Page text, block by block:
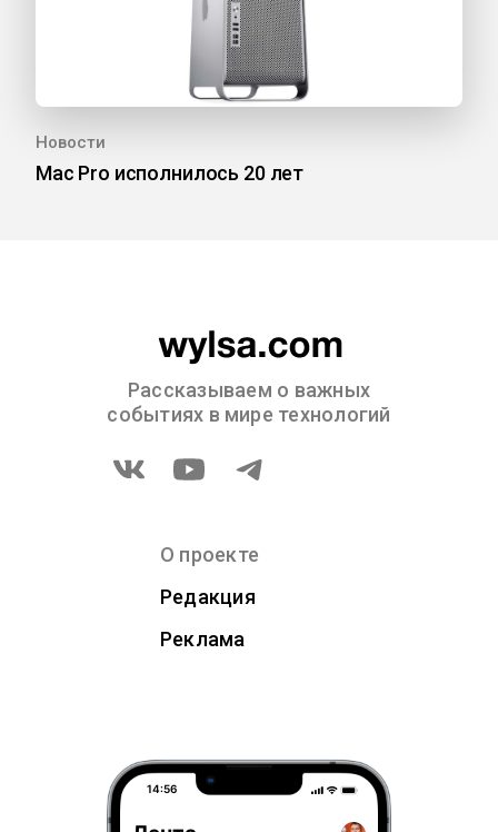
Новости
Mac Pro исполнилось 20 лет
Рассказываем о важных
событиях в мире технологий
О проекте
Редакция
Реклама
14:56